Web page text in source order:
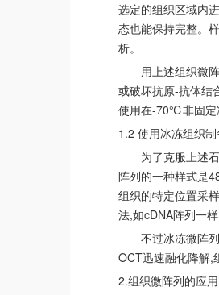
选定的组织区域内
态也能保持完整。
析。
用上述组织微
或破坏抗原-抗体结
使用在-70℃非固定
1.2 使用冰冻组织
为了克服上述
阵列的一种样式是
组织的特定位置采
法,如cDNA阵列一
不过冰冻微阵
OCT迅速融化降解,
2.组织微阵列的应用